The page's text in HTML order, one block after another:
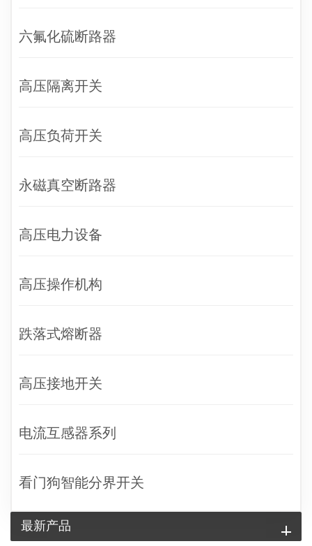
六氟化硫断路器
高压隔离开关
高压负荷开关
永磁真空断路器
高压电力设备
高压操作机构
跌落式熔断器
高压接地开关
电流互感器系列
看门狗智能分界开关
最新产品